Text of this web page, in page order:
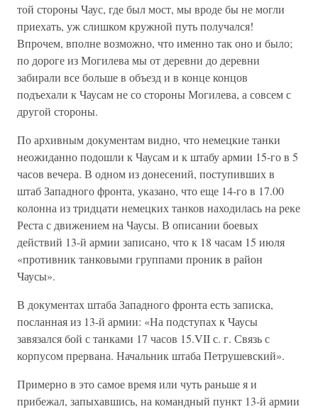
той стороны Чаус, где был мост, мы вроде бы не могли
приехать, уж слишком кружной путь получался!
Впрочем, вполне возможно, что именно так оно и было;
по дороге из Могилева мы от деревни до деревни
забирали все больше в объезд и в конце концов
подъехали к Чаусам не со стороны Могилева, а совсем с
другой стороны.
По архивным документам видно, что немецкие танки
неожиданно подошли к Чаусам и к штабу армии 15-го в 5
часов вечера. В одном из донесений, поступивших в
штаб Западного фронта, указано, что еще 14-го в 17.00
колонна из тридцати немецких танков находилась на реке
Реста с движением на Чаусы. В описании боевых
действий 13-й армии записано, что к 18 часам 15 июля
«противник танковыми группами проник в район
Чаусы».
В документах штаба Западного фронта есть записка,
посланная из 13-й армии: «На подступах к Чаусы
завязался бой с танками 17 часов 15.VII с. г. Связь с
корпусом прервана. Начальник штаба Петрушевский».
Примерно в это самое время или чуть раньше я и
прибежал, запыхавшись, на командный пункт 13-й армии